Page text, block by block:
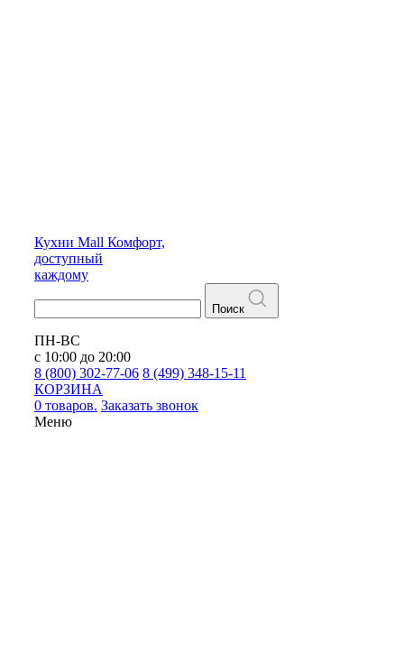
Кухни Mall Комфорт,
доступный
каждому
Поиск
ПН-ВС
с 10:00 до 20:00
8 (800) 302-77-06 8 (499) 348-15-11
КОРЗИНА
0 товаров. Заказать звонок
Меню